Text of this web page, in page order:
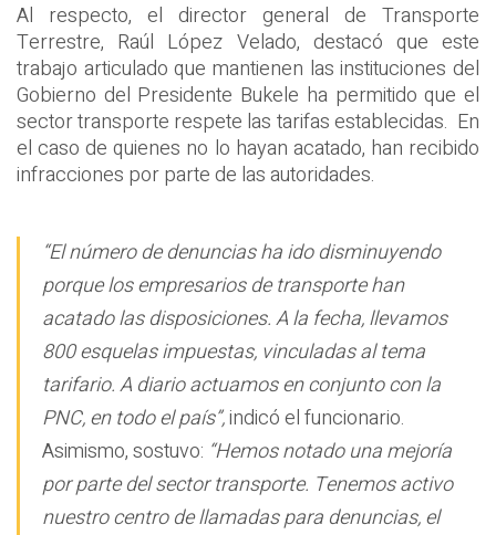
Al respecto, el director general de Transporte
Terrestre, Raúl López Velado, destacó que este
trabajo articulado que mantienen las instituciones del
Gobierno del Presidente Bukele ha permitido que el
sector transporte respete las tarifas establecidas. En
el caso de quienes no lo hayan acatado, han recibido
infracciones por parte de las autoridades.
“El número de denuncias ha ido disminuyendo
porque los empresarios de transporte han
acatado las disposiciones. A la fecha, llevamos
800 esquelas impuestas, vinculadas al tema
tarifario. A diario actuamos en conjunto con la
PNC, en todo el país”,indicó el funcionario.
Asimismo, sostuvo: “Hemos notado una mejoría
por parte del sector transporte. Tenemos activo
nuestro centro de llamadas para denuncias, el